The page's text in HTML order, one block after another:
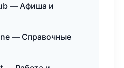
— Афиша и
— Справочные